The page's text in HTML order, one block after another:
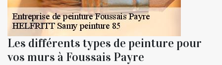
Les différents types de peinture pour
vos murs à Foussais Payre